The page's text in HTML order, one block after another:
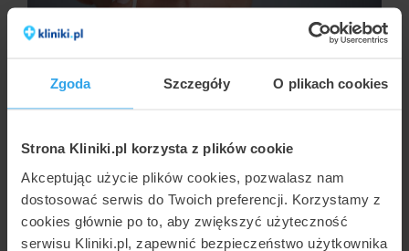
Zgoda Szczegóły O plikach cookies
Strona Kliniki.pl korzysta z plików cookie
Akceptując użycie plików cookies, pozwalasz nam
dostosować serwis do Twoich preferencji. Korzystamy z
cookies głównie po to, aby zwiększyć użyteczność
serwisu Kliniki.pl, zapewnić bezpieczeństwo użytkownika
MAŁGORZATA BIERNIKIEWICZ